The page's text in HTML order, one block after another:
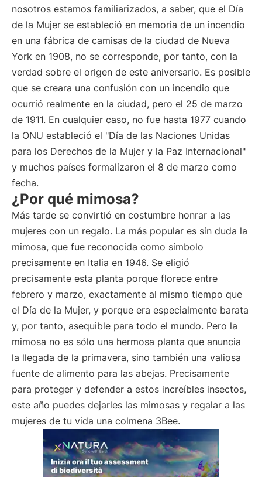
nosotros estamos familiarizados, a saber, que el Día
de la Mujer se estableció en memoria de un incendio
en una fábrica de camisas de la ciudad de Nueva
York en 1908, no se corresponde, por tanto, con la
verdad sobre el origen de este aniversario. Es posible
que se creara una confusión con un incendio que
ocurrió realmente en la ciudad, pero el 25 de marzo
de 1911. En cualquier caso, no fue hasta 1977 cuando
la ONU estableció el "Día de las Naciones Unidas
para los Derechos de la Mujer y la Paz Internacional"
y muchos países formalizaron el 8 de marzo como
fecha.
¿Por qué mimosa?
Más tarde se convirtió en costumbre honrar a las
mujeres con un regalo. La más popular es sin duda la
mimosa, que fue reconocida como símbolo
precisamente en Italia en 1946. Se eligió
precisamente esta planta porque florece entre
febrero y marzo, exactamente al mismo tiempo que
el Día de la Mujer, y porque era especialmente barata
y, por tanto, asequible para todo el mundo. Pero la
mimosa no es sólo una hermosa planta que anuncia
la llegada de la primavera, sino también una valiosa
fuente de alimento para las abejas. Precisamente
para proteger y defender a estos increíbles insectos,
este año puedes dejarles las mimosas y regalar a las
mujeres de tu vida una colmena 3Bee.